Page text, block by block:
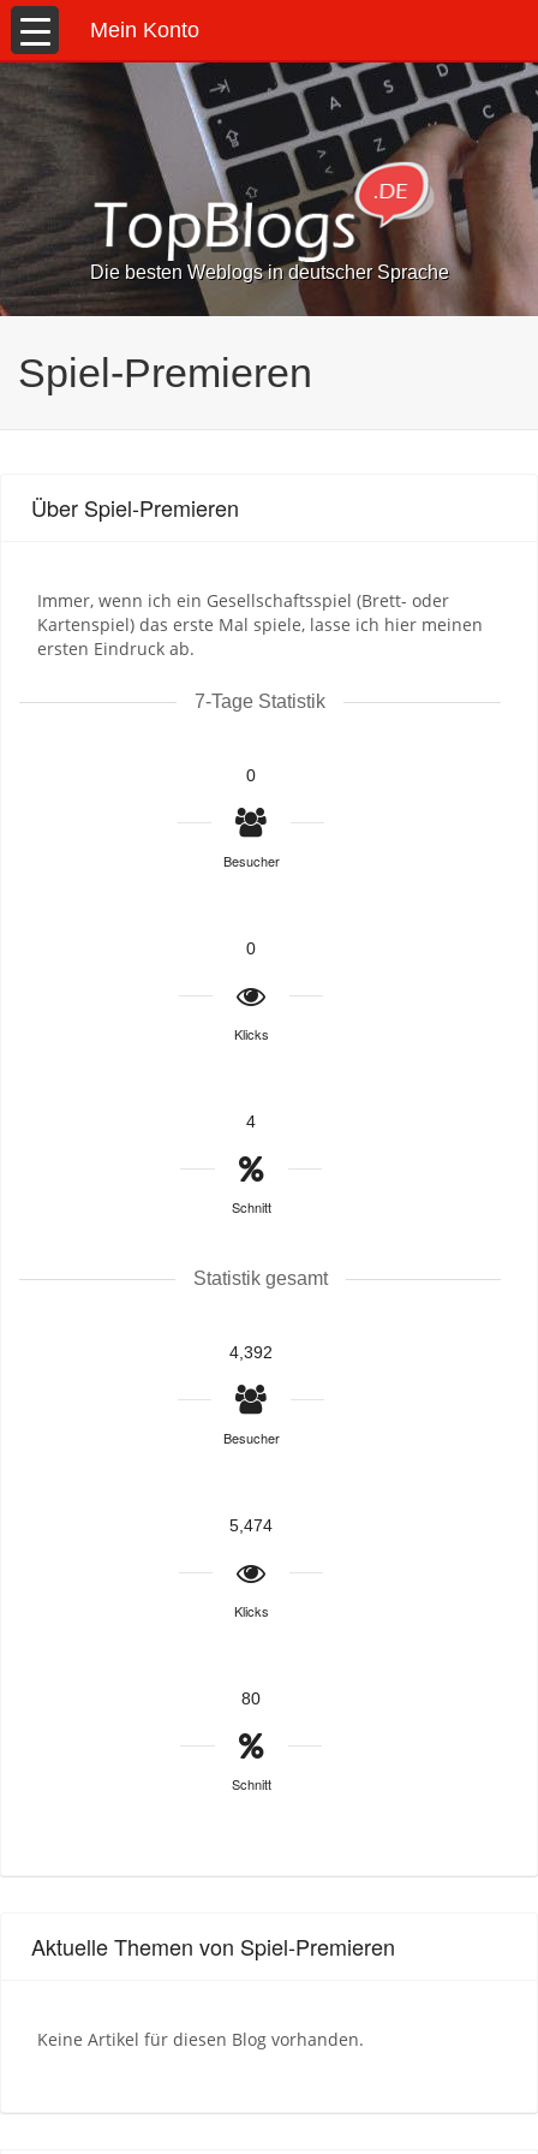
Mein Konto
Die besten Weblogs in deutscher Sprache
Spiel-Premieren
Über Spiel-Premieren
Immer, wenn ich ein Gesellschaftsspiel (Brett- oder
Kartenspiel) das erste Mal spiele, lasse ich hier meinen
ersten Eindruck ab.
7-Tage Statistik
0
Besucher
0
Klicks
4
Schnitt
Statistik gesamt
4,392
Besucher
5,474
Klicks
80
Schnitt
Aktuelle Themen von Spiel-Premieren
Keine Artikel für diesen Blog vorhanden.